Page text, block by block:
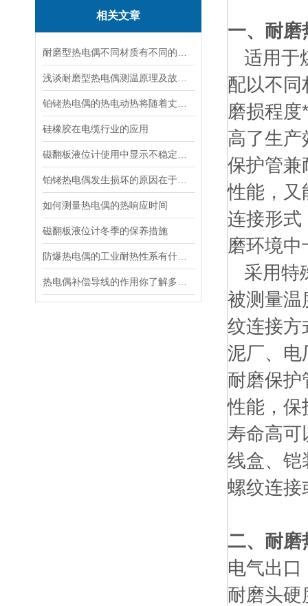
相关文章
硅橡胶在电缆行业的应用
如何测量热电偶的热响应时间
磁翻板液位计冬季的保养措施
一、耐磨
适用于
配以不同
磨损程
高了生产
保护管兼
性能，又
连接形式
磨环境
采用特
被测量温
纹连接方
泥厂、电
耐磨保护
性能，保
寿命高可
线盒、铠
螺纹连接
二、耐磨
电气出
耐磨头硬